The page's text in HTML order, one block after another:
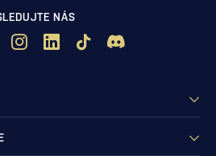
NÁS